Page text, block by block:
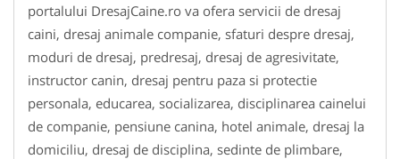
portalului DresajCaine.ro va ofera servicii de dresaj
caini, dresaj animale companie, sfaturi despre dresaj,
moduri de dresaj, predresaj, dresaj de agresivitate,
instructor canin, dresaj pentru paza si protectie
personala, educarea, socializarea, disciplinarea cainelui
de companie, pensiune canina, hotel animale, dresaj la
domiciliu, dresaj de disciplina, sedinte de plimbare,